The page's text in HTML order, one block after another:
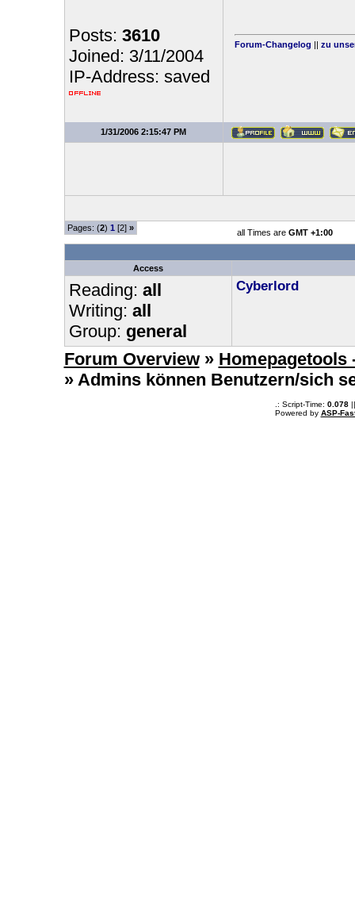
Posts: 3610
Joined: 3/11/2004
IP-Address: saved
Forum-Changelog || zu
1/31/2006 2:15:47 PM
Pages: (2) 1 [2] » all Times are GMT +1:00
Access
Reading: all
Writing: all
Group: general
Cyberlord
Forum Overview » Homepagetools
» Admins können Benutzern/sich
.: Script-Time: 0.078||
Powered by ASP-